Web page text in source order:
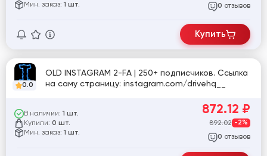
Мин. заказ: 1 шт. 0 отзывов
Купить
0.0
OLD INSTAGRAM 2-FA | 250+ подписчиков. Ссылка
на саму страницу: instagram.com/drivehq__
В наличии: 1 шт.
Купили: 0 шт.
Мин. заказ: 1 шт.
872.12 ₽
892.02 -2%
0 отзывов